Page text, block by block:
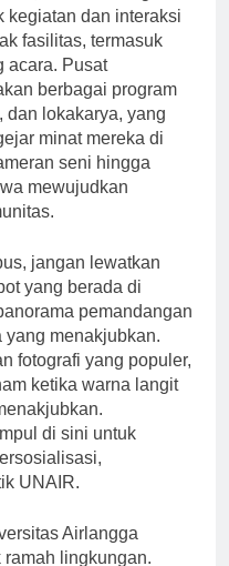
sebuah ruang
dan interaksi
fasilitas, termasuk
acara. Pusat
berbagai program
dan lokakarya, yang
minat mereka di
seni hingga
mewujudkan
jangan lewatkan
yang berada di
pemandangan
yang menakjubkan.
fotografi yang populer,
ketika warna langit
di sini untuk
Airlangga